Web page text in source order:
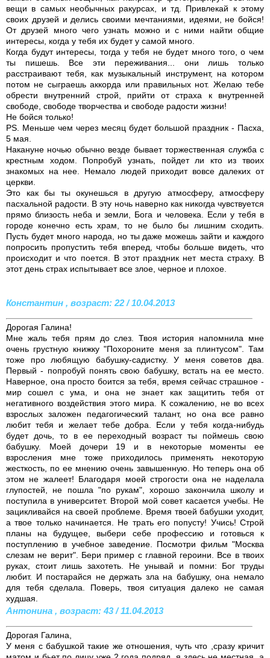
вещи в самых необычных ракурсах, и тд. Привлекай к этому
своих друзей и делись своими мечтаниями, идеями, не бойся!
От друзей много чего узнать можно и с ними найти общие
интересы, когда у тебя их будет у самой много.
Когда будут интересы, тогда у тебя не будет много того, о чем
ты пишешь. Все эти переживания... они лишь только
расстраивают тебя, как музыкальный инструмент, на котором
потом не сыграешь аккорда или правильных нот. Желаю тебе
обрести внутренний строй, прийти от страха к внутренней
свободе, свободе творчества и свободе радости жизни!
Не бойся только!
PS. Меньше чем через месяц будет большой праздник - Пасха,
5 мая.
Накануне ночью обычно везде бывает торжественная служба с
крестным ходом. Попробуй узнать, пойдет ли кто из твоих
знакомых на нее. Немало людей приходит вовсе далеких от
церкви.
Это как бы ты окунешься в другую атмосферу, атмосферу
пасхальной радости. В эту ночь наверно как никогда чувствуется
прямо близость неба и земли, Бога и человека. Если у тебя в
городе конечно есть храм, то не было бы лишним сходить.
Пусть будет много народа, но ты даже можешь зайти и каждого
попросить пропустить тебя вперед, чтобы больше видеть, что
происходит и что поется. В этот праздник нет места страху. В
этот день страх испытывает все злое, черное и плохое.
Константин , возраст: 22 / 10.04.2013
Дорогая Галина!
Мне жаль тебя прям до слез. Твоя история напомнила мне
очень грустную книжку "Похороните меня за плинтусом". Там
тоже про любящую бабушку-садистку. У меня советов два.
Первый - попробуй понять свою бабушку, встать на ее место.
Наверное, она просто боится за тебя, время сейчас страшное -
мир сошел с ума, и она не знает как защитить тебя от
негативного воздействия этого мира. К сожалению, не во всех
взрослых заложен педагогический талант, но она все равно
любит тебя и желает тебе добра. Если у тебя когда-нибудь
будет дочь, то в ее переходный возраст ты поймешь свою
бабушку. Моей дочери 19 и в некоторые моменты ее
взросления мне тоже приходилось применять некоторую
жесткость, по ее мнению очень завышенную. Но теперь она об
этом не жалеет! Благодаря моей строгости она не наделала
глупостей, не пошла "по рукам", хорошо закончила школу и
поступила в университет. Второй мой совет касается учебы. Не
зацикливайся на своей проблеме. Время твоей бабушки уходит,
а твое только начинается. Не трать его попусту! Учись! Строй
планы на будущее, выбери себе профессию и готовься к
поступлению в учебное заведение. Посмотри фильм "Москва
слезам не верит". Бери пример с главной героини. Все в твоих
руках, стоит лишь захотеть. Не унывай и помни: Бог труды
любит. И постарайся не держать зла на бабушку, она немало
для тебя сделала. Поверь, твоя ситуация далеко не самая
худшая.
Антонина , возраст: 43 / 11.04.2013
Дорогая Галина,
У меня с бабушкой такие же отношения, чуть что ,сразу кричит